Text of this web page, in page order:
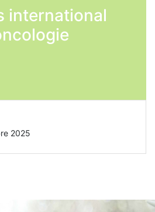
international
2025